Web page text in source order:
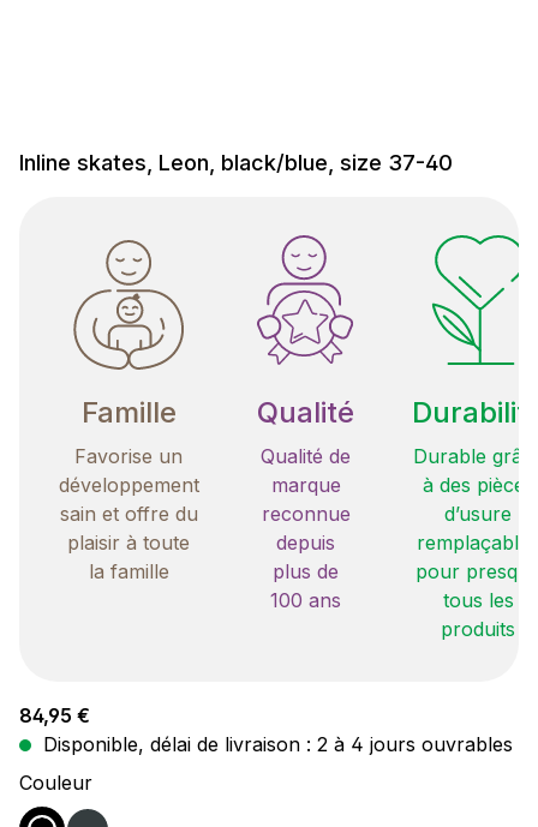
Inline skates, Leon, black/blue, size 37-40
Famille
Favorise un
développement
sain et offre du
plaisir à toute
la famille
Qualité
Qualité de
marque
reconnue
depuis
plus de
100 ans
Durable
à des pièces
d’usure
remplaçables
pour
tous les
produits
Prix régulier :
84,95 €
Disponible, délai de livraison : 2 à 4 jours ouvrables
Sélectionnez
Couleur